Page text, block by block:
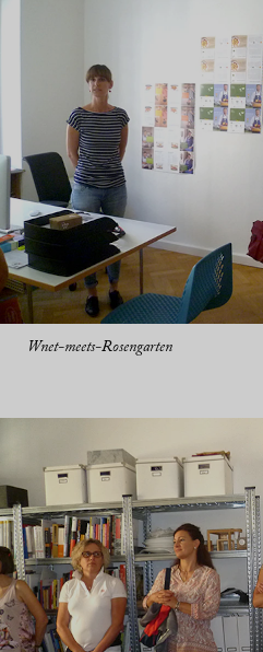
Wnet-meets-Rosengarten